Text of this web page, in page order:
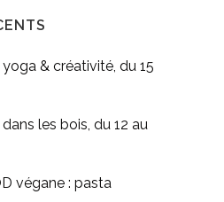
& créativité, du 15
les bois, du 12 au
végane : pasta